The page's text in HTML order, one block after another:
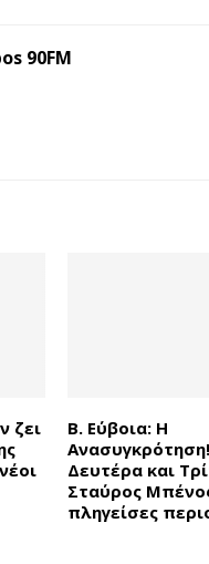
90FM
ζει
Β. Εύβοια: Η
Ανασυγκρότηση!
Δευτέρα και
Σταύρος
πληγείσες